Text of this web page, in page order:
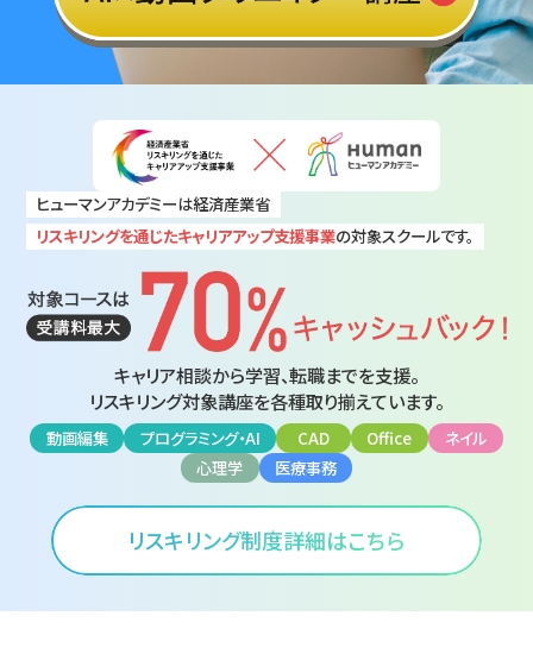
リスキリング制度詳細はこちら
ヒューマンアカデミーは経済産業省
リスキリングを通じたキャリアアップ支援事業の対象スクールです。
キャリア相談から学習、転職までを支援。
リスキリング対象講座を各種取り揃えています。
動画編集 プログラミング・AI CAD Office
ネイル
心理学
医療事務